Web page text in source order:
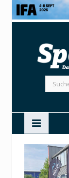
Suchen
nach: